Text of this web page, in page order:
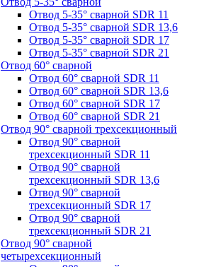
Отвод 5-35° сварной SDR 11
Отвод 5-35° сварной SDR 13,6
Отвод 5-35° сварной SDR 17
Отвод 5-35° сварной SDR 21
Отвод 60° сварной
Отвод 60° сварной SDR 11
Отвод 60° сварной SDR 13,6
Отвод 60° сварной SDR 17
Отвод 60° сварной SDR 21
Отвод 90° сварной трехсекционный
Отвод 90° сварной
трехсекционный SDR 11
Отвод 90° сварной
трехсекционный SDR 13,6
Отвод 90° сварной
трехсекционный SDR 17
Отвод 90° сварной
трехсекционный SDR 21
Отвод 90° сварной
четырехсекционный